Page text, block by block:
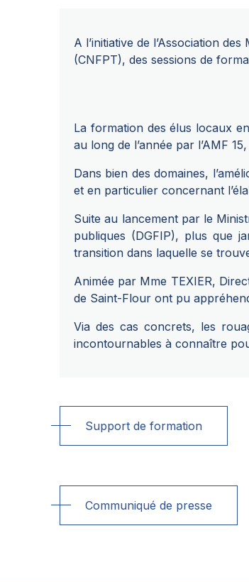
A l’initiative de l’Association
(CNFPT), des sessions de
La formation des élus locaux
au long de l’année par l’AMF
Dans bien des domaines,
et en particulier concernant
Suite au lancement par le
publiques (DGFIP), plus que
transition dans laquelle se
Animée par Mme TEXIER,
de Saint-Flour ont pu
Via des cas concrets, les
incontournables à connaître
Support de formation
Communiqué de presse